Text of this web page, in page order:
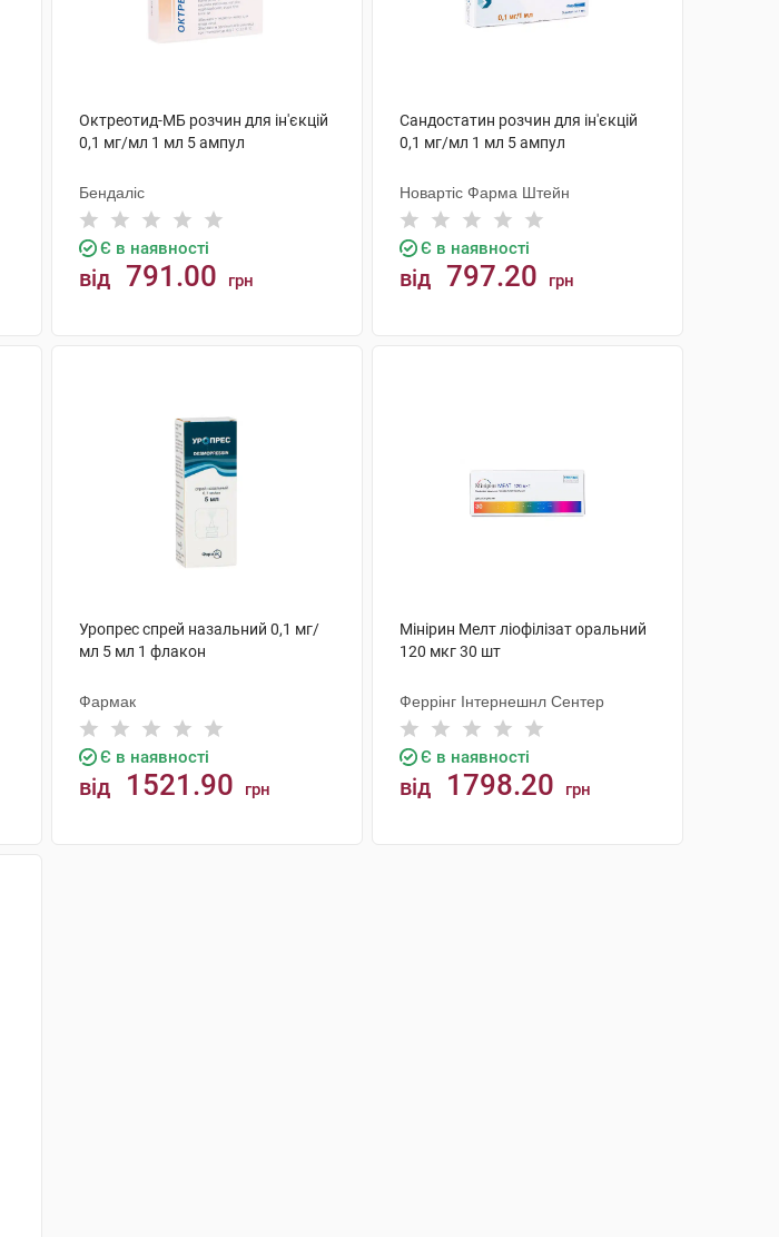
Октреотид-МБ розчин для ін'єкцій
0,1 мг/мл 1 мл 5 ампул
Бендаліс
Є в наявності
від 791.00 грн
Сандостатин розчин для ін'єкцій
0,1 мг/мл 1 мл 5 ампул
Новартіс Фарма Штейн
Є в наявності
від 797.20 грн
Уропрес спрей назальний 0,1 мг/
мл 5 мл 1 флакон
Фармак
Є в наявності
від 1521.90 грн
Мінірин Мелт ліофілізат оральний
120 мкг 30 шт
Феррінг Інтернешнл Сентер
Є в наявності
від 1798.20 грн